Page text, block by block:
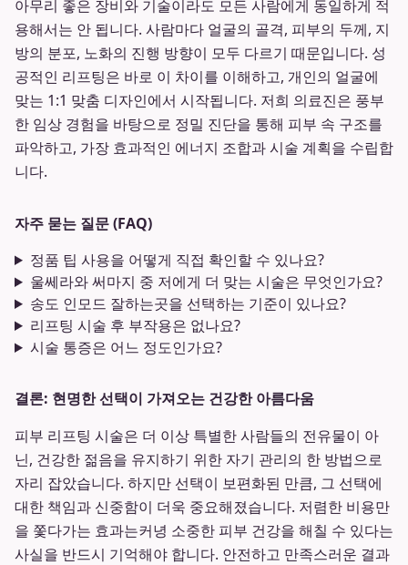
아무리 좋은 장비와 기술이라도 모든 사람에게 동일하게 적
용해서는 안 됩니다. 사람마다 얼굴의 골격, 피부의 두께, 지
방의 분포, 노화의 진행 방향이 모두 다르기 때문입니다. 성
공적인 리프팅은 바로 이 차이를 이해하고, 개인의 얼굴에
맞는 1:1 맞춤 디자인에서 시작됩니다. 저희 의료진은 풍부
한 임상 경험을 바탕으로 정밀 진단을 통해 피부 속 구조를
파악하고, 가장 효과적인 에너지 조합과 시술 계획을 수립합
니다.
자주 묻는 질문 (FAQ)
정품 팁 사용을 어떻게 직접 확인할 수 있나요?
울쎄라와 써마지 중 저에게 더 맞는 시술은 무엇인가요?
송도 인모드 잘하는곳을 선택하는 기준이 있나요?
리프팅 시술 후 부작용은 없나요?
시술 통증은 어느 정도인가요?
결론: 현명한 선택이 가져오는 건강한 아름다움
피부 리프팅 시술은 더 이상 특별한 사람들의 전유물이 아
닌, 건강한 젊음을 유지하기 위한 자기 관리의 한 방법으로
자리 잡았습니다. 하지만 선택이 보편화된 만큼, 그 선택에
대한 책임과 신중함이 더욱 중요해졌습니다. 저렴한 비용만
을 쫓다가는 효과는커녕 소중한 피부 건강을 해칠 수 있다는
사실을 반드시 기억해야 합니다. 안전하고 만족스러운 결과